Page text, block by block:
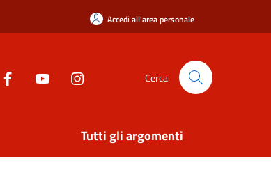
Accedi all'area personale
Cerca
Tutti gli argomenti